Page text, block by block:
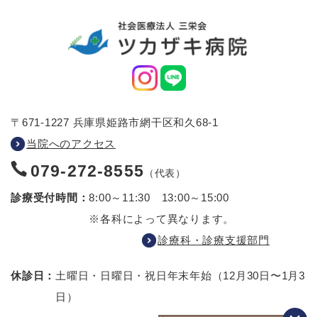
〒671-1227 兵庫県姫路市網干区和久68-1
当院へのアクセス
079-272-8555 （代表）
診療受付時間：8:00～11:30 13:00～15:00
※各科によって異なります。
診療科・診療支援部門
休診日： 土曜日・日曜日・祝日年末年始（12月30日〜1月3
日）